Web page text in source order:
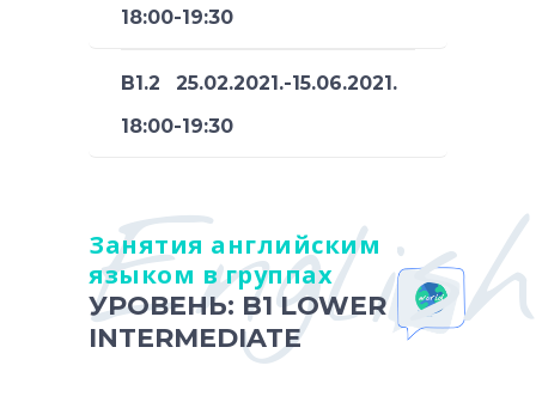
18:00-19:30
B1.2 25.02.2021.-15.06.2021.
18:00-19:30
Занятия английским
языком в группах
УРОВЕНЬ: B1 LOWER
INTERMEDIATE